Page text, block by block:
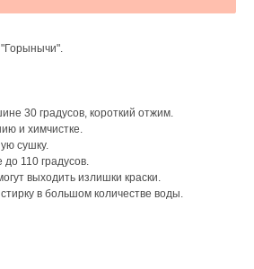
"Горынычи".
30 градусов, короткий отжим.
и химчистке.
сушку.
110 градусов.
выходить излишки краски.
в большом количестве воды.